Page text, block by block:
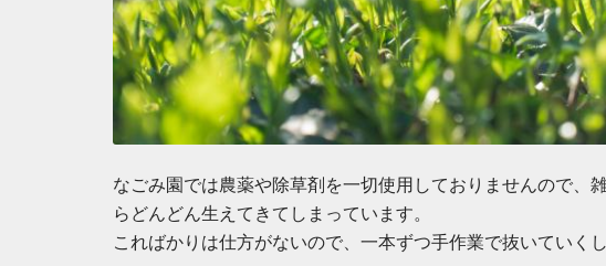
なごみ園では農薬や除草剤を一切使用しておりませんので、
らどんどん生えてきてしまっています。
こればかりは仕方がないので、一本ずつ手作業で抜いていく